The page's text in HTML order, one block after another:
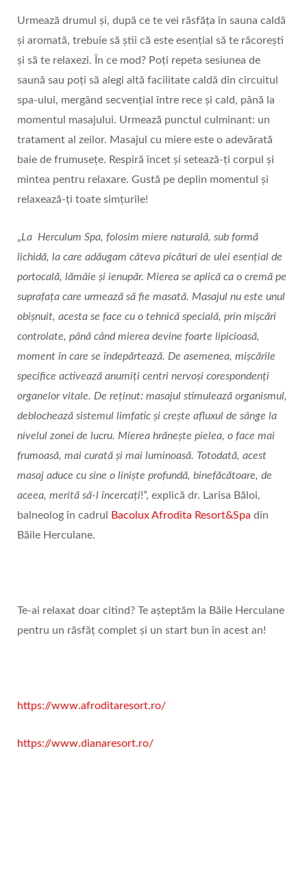
Urmează drumul și, după ce te vei răsfăța în sauna caldă
și aromată, trebuie să știi că este esențial să te răcorești
și să te relaxezi. În ce mod? Poți repeta sesiunea de
saună sau poți să alegi altă facilitate caldă din circuitul
spa-ului, mergând secvențial între rece și cald, până la
momentul masajului. Urmează punctul culminant: un
tratament al zeilor. Masajul cu miere este o adevărată
baie de frumusețe. Respiră încet și setează-ți corpul și
mintea pentru relaxare. Gustă pe deplin momentul și
relaxează-ți toate simțurile!
„La Herculum Spa, folosim miere naturală, sub formă
lichidă, la care adăugam câteva picături de ulei esențial de
portocală, lămâie și ienupăr. Mierea se aplică ca o cremă pe
suprafața care urmează să fie masată. Masajul nu este unul
obișnuit, acesta se face cu o tehnică specială, prin mișcări
controlate, până când mierea devine foarte lipicioasă,
moment în care se îndepărtează. De asemenea, mișcările
specifice activează anumiți centri nervoși corespondenți
organelor vitale. De reținut: masajul stimulează organismul,
deblochează sistemul limfatic și crește afluxul de sânge la
nivelul zonei de lucru. Mierea hrănește pielea, o face mai
frumoasă, mai curată și mai luminoasă. Totodată, acest
masaj aduce cu sine o liniște profundă, binefăcătoare, de
aceea, merită să-l încercați!”, explică dr. Larisa Băloi,
balneolog în cadrul Bacolux Afrodita Resort&Spa din
Băile Herculane.
Te-ai relaxat doar citind? Te așteptăm la Băile Herculane
pentru un răsfăț complet și un start bun în acest an!
https://www.afroditaresort.ro/
https://www.dianaresort.ro/